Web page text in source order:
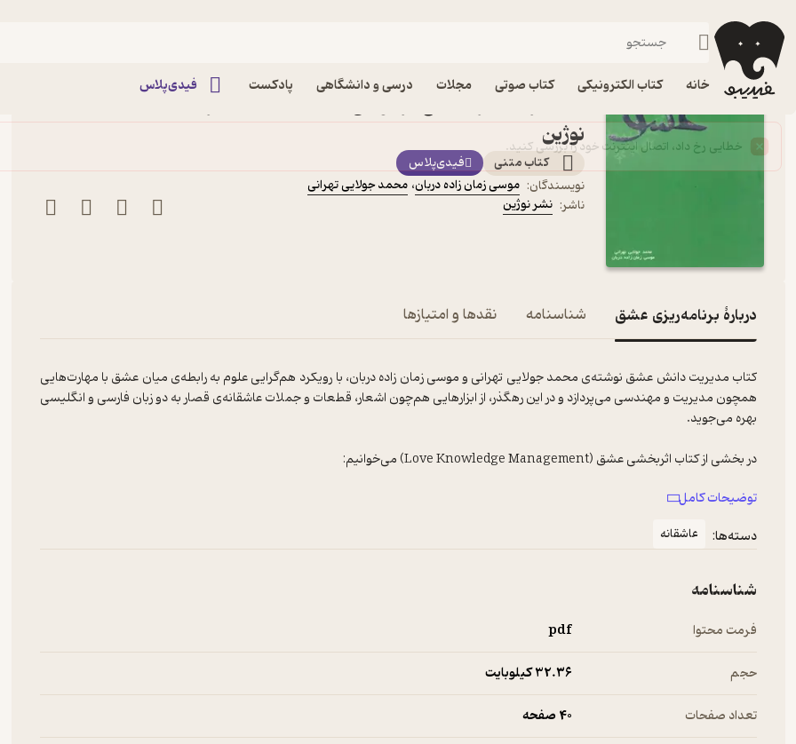
خانه کتاب الکترونیکی کتاب صوتی مجلات درسی و دانشگاهی پادکست فیدی‌پلاس
فیدیبو کتاب الکترونیکی
نوژین
کتاب متنی
فیدی‌پلاس
نویسندگان: موسی زمان زاده دربان، محمد جولایی تهرانی
ناشر: نشر نوژین
دربارۀ برنامه‌ریزی عشق شناسنامه نقدها و امتیازها
کتاب مدیریت دانش عشق نوشته‌ی محمد جولایی تهرانی و موسی زمان زاده دربان، با رویکرد هم‌گرایی علوم به رابطه‌ی میان عشق با مهارت‌هایی
همچون مدیریت و مهندسی می‌پردازد و در این رهگذر، از ابزارهایی هم‌چون اشعار، قطعات و جملات عاشقانه‌ی قصار به دو زبان فارسی و انگلیسی
بهره می‌جوید.
در بخشی از کتاب اثربخشی عشق (Love Knowledge Management) می‌خوانیم:
۱- از این که در کنارم هستی، بسیار شادمانم.
٣- جهان تا کجا زیباست.
I am so glad that you are here
Beautiful my world is
توضیحات کامل
دسته‌ها:
عاشقانه
شناسنامه
فرمت محتوا pdf
حجم 32.۳۶ کیلوبایت
تعداد صفحات 40 صفحه